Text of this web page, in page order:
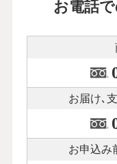
お電話
お届け､
お申込み